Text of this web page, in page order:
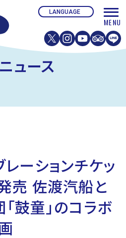
ニュース
レーションチケッ
売 佐渡汽船と
鼓童」のコラボ